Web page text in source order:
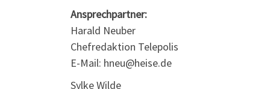
Ansprechpartner:
Harald Neuber
Chefredaktion Telepolis
E-Mail: hneu@heise.de
Sylke Wilde